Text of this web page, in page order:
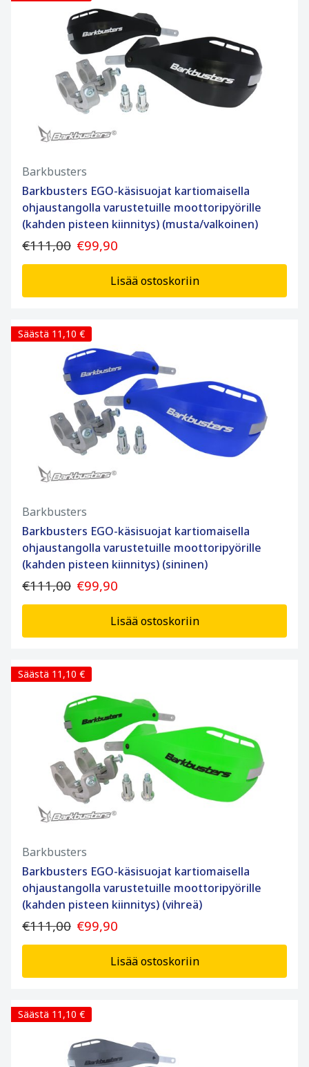
Barkbusters
Barkbusters EGO-käsisuojat kartiomaisella
ohjaustangolla varustetuille moottoripyörille
(kahden pisteen kiinnitys) (musta/valkoinen)
€111,00 €99,90
Lisää ostoskoriin
Säästä 11,10 €
Barkbusters
Barkbusters EGO-käsisuojat kartiomaisella
ohjaustangolla varustetuille moottoripyörille
(kahden pisteen kiinnitys) (sininen)
€111,00 €99,90
Lisää ostoskoriin
Säästä 11,10 €
Barkbusters
Barkbusters EGO-käsisuojat kartiomaisella
ohjaustangolla varustetuille moottoripyörille
(kahden pisteen kiinnitys) (vihreä)
€111,00 €99,90
Lisää ostoskoriin
Säästä 11,10 €